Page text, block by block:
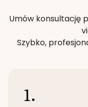
Umów konsultację
Szybko,
1.